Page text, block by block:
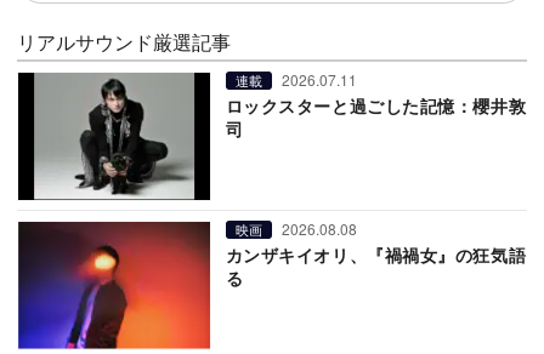
リアルサウンド厳選記事
連載 2026.07.11
ロックスターと過ごした記憶：櫻井敦
司
映画 2026.08.08
カンザキイオリ、『禍禍女』の狂気語
る